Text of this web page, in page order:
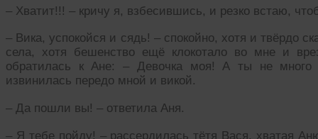
– Хватит!!! – кричу я, взбесившись, и резко встаю,
– Вика, успокойся и сядь! – спокойно, хотя и твёрдо
села, хотя бешенство ещё клокотало во мне и
обратилась к Ане: – Девочка моя! А ты не
извинилась передо мной и викой.
– Да пошли вы! – ответила Аня.
– Я тебе пойду! – рассердилась тётя Вася, хватая